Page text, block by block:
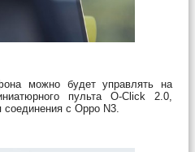
можно будет управлять на
пульта O-Click 2.0,
с Oppo N3.